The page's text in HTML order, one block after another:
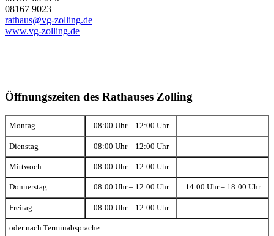
08167 9023
rathaus@vg-zolling.de
www.vg-zolling.de
Öffnungszeiten des Rathauses Zolling
Montag 08:00 Uhr – 12:00 Uhr
Dienstag 08:00 Uhr – 12:00 Uhr
Mittwoch 08:00 Uhr – 12:00 Uhr
Donnerstag 08:00 Uhr – 12:00 Uhr 14:00 Uhr – 18:00 Uhr
Freitag 08:00 Uhr – 12:00 Uhr
oder nach Terminabsprache